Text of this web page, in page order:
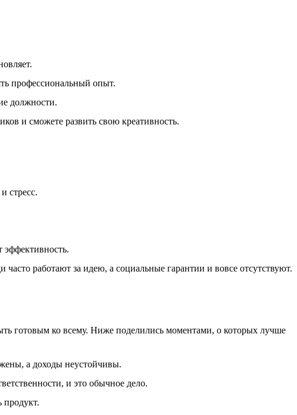
профессиональный опыт.
должности.
и сможете развить свою креативность.
стресс.
эффективность.
работают за идею, а социальные гарантии и вовсе отсутствуют.
готовым ко всему. Ниже поделились моментами, о которых лучше
а доходы неустойчивы.
и это обычное дело.